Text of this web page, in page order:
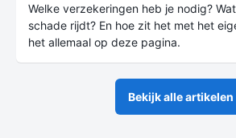
Welke verzekeringen heb je nodig?
schade rijdt? En hoe zit het met het
het allemaal op deze pagina.
Bekijk alle artikelen